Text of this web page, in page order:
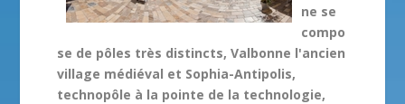
ne se
compo
se de pôles très distincts, Valbonne l'ancien
village médiéval et Sophia-Antipolis,
technopôle à la pointe de la technologie,